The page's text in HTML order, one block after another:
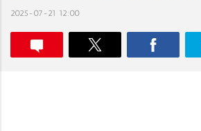
2025-07-21 12:00